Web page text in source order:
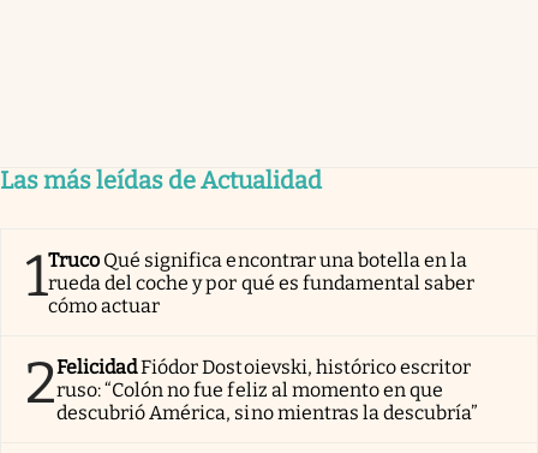
Las más leídas de Actualidad
1Truco Qué significa encontrar una botella en la
rueda del coche y por qué es fundamental saber
cómo actuar
2FelicidadFiódor Dostoievski, histórico escritor
ruso: “Colón no fue feliz al momento en que
descubrió América, sino mientras la descubría”